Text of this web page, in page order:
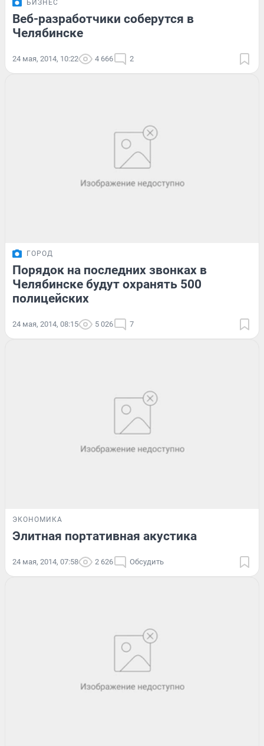
БИЗНЕС
Веб-разработчики соберутся в
Челябинске
24 мая, 2014, 10:22 4 666 2
ГОРОД
Порядок на последних звонках в
Челябинске будут охранять 500
полицейских
24 мая, 2014, 08:15 5 026 7
ЭКОНОМИКА
Элитная портативная акустика
24 мая, 2014, 07:58 2 626 Обсудить